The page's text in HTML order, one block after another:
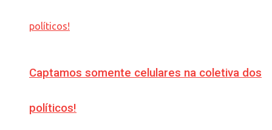
Captamos somente celulares na coletiva dos
políticos!